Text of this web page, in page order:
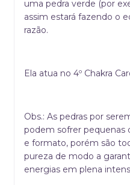
uma pedra verde (por
assim estará fazendo o
razão.
Ela atua no 4º Chakra
Obs.: As pedras por
podem sofrer pequenas
e formato, porém são
pureza de modo a
energias em plena